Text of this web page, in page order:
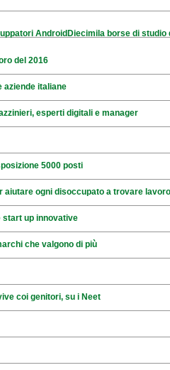
AndroidDiecimila borse di studio
del 2016
aziende italiane
esperti digitali e manager
5000 posti
aiutare ogni disoccupato a trovare lavoro
start up innovative
che valgono di più
coi genitori, su i Neet